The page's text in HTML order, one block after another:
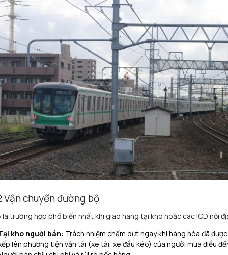
Vận chuyển đường bộ
là trường hợp phổ biến nhất khi giao hàng tại kho hoặc các ICD nội
kho người bán: Trách nhiệm chấm dứt ngay khi hàng hóa đã được
lên phương tiện vận tải (xe tải, xe đầu kéo) của người mua điều